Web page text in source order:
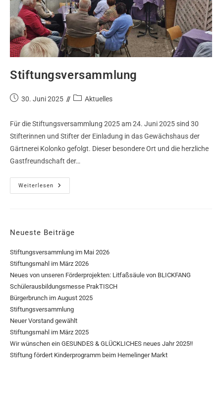
Stiftungsversammlung
30. Juni 2025 Aktuelles
Für die Stiftungsversammlung 2025 am 24. Juni 2025 sind 30
Stifterinnen und Stifter der Einladung in das Gewächshaus der
Gärtnerei Kolonko gefolgt. Dieser besondere Ort und die herzliche
Gastfreundschaft der…
Weiterlesen
Neueste Beiträge
Stiftungsversammlung im Mai 2026
Stiftungsmahl im März 2026
Neues von unseren Förderprojekten: Litfaßsäule von BLICKFANG
Schülerausbildungsmesse PrakTISCH
Bürgerbrunch im August 2025
Stiftungsversammlung
Neuer Vorstand gewählt
Stiftungsmahl im März 2025
Wir wünschen ein GESUNDES & GLÜCKLICHES neues Jahr 2025!!
Stiftung fördert Kinderprogramm beim Hemelinger Markt